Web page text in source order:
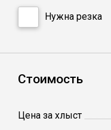
Сетка
Нужна резка
Стоимость
Цена за хлыст